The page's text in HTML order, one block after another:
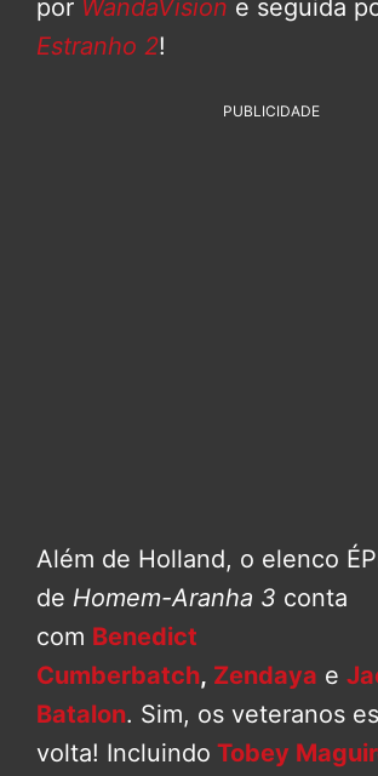
por WandaVision e seguida
Estranho 2!
PUBLICIDADE
Além de Holland, o elenco
de Homem-Aranha 3 conta
com Benedict
Cumberbatch, Zendaya e
Batalon. Sim, os veteranos
volta! Incluindo Tobey